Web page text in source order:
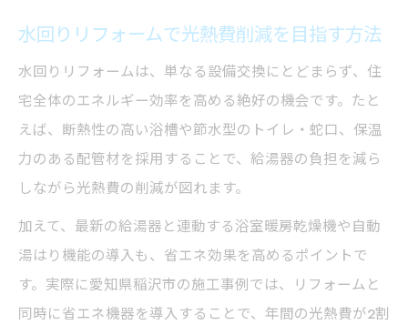
水回りリフォームで光熱費削減を目指す方法
水回りリフォームは、単なる設備交換にとどまらず、住
宅全体のエネルギー効率を高める絶好の機会です。たと
えば、断熱性の高い浴槽や節水型のトイレ・蛇口、保温
力のある配管材を採用することで、給湯器の負担を減ら
しながら光熱費の削減が図れます。
加えて、最新の給湯器と連動する浴室暖房乾燥機や自動
湯はり機能の導入も、省エネ効果を高めるポイントで
す。実際に愛知県稲沢市の施工事例では、リフォームと
同時に省エネ機器を導入することで、年間の光熱費が2割